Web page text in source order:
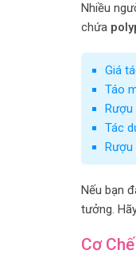
Nhiều
chứa
Giá
Táo
Rượu
Tác
Rượu
Nếu bạn
tưởng.
Cơ